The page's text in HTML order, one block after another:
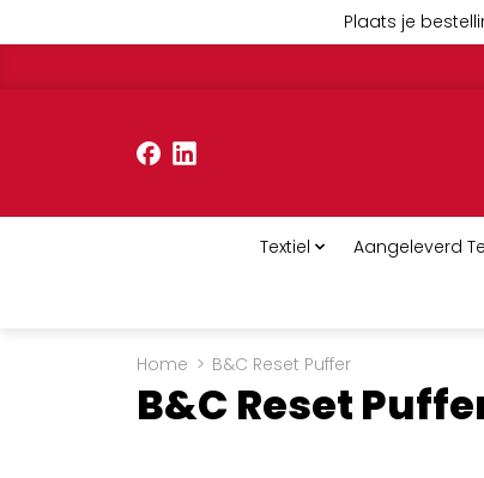
Plaats je
Textiel Aangeleverd
Home > B&C Reset Puffer
B&C Reset